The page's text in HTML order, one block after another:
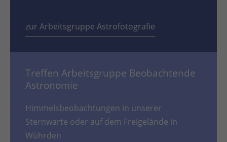
zur Arbeitsgruppe Astrofotografie
Treffen Arbeitsgruppe Beobachtende
Astronomie
Himmelsbeobachtungen in unserer
Sternwarte oder auf dem Freigelände in
Wührden